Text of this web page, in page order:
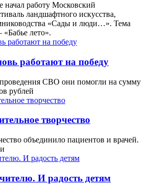
начал работу Московский
ландшафтного искусства,
«Сады и люди…». Тема
«Бабье лето».
работают на победу
СВО они помогли на сумму
рублей
творчество
объединило пациентов и врачей.
И радость детям